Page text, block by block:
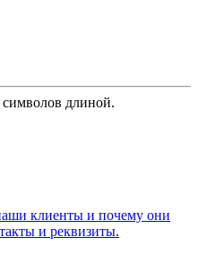
длиной.
клиенты и почему они
и реквизиты.